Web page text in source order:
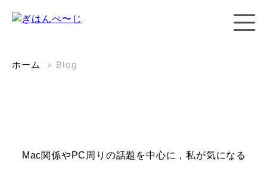
ホーム > Blog
Mac関係やPC周りの話題を中心に，私が気になる